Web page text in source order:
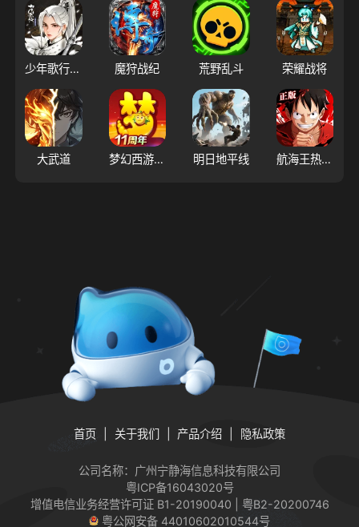
少年歌行：风花雪月 魔狩战纪 荒野乱斗 荣耀战将
大武道 梦幻西游（大陆服） 明日地平线 航海王热血航线
首页 关于我们 产品介绍 隐私政策
公司名称：广州宁静海信息科技有限公司
粤ICP备16043020号
增值电信业务经营许可证 B1-20190040 | 粤B2-20200746
粤公网安备 44010602010544号